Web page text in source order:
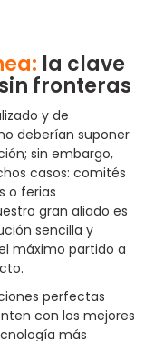
la clave
fronteras
y de
deberían suponer
sin embargo,
casos: comités
o ferias
gran aliado es
sencilla y
máximo partido a
perfectas
con los mejores
más